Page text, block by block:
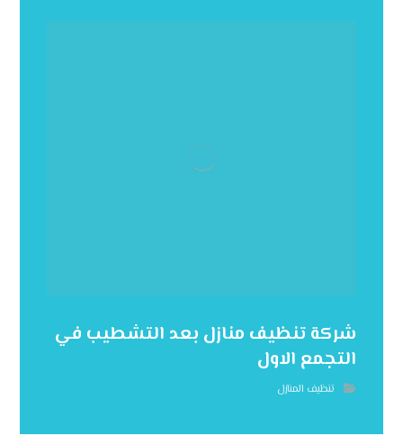
شركة تنظيف منازل بعد التشطيب في
التجمع الاول
تنظيف المنازل